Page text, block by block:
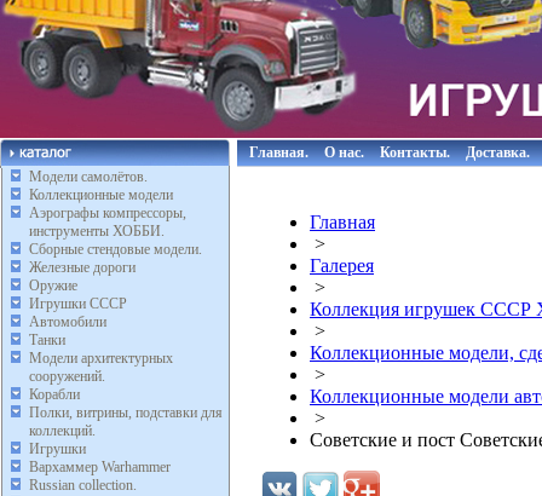
Модели самолётов.
Коллекционные модели
Аэрографы компрессоры,
инструменты ХОББИ.
Сборные стендовые модели.
Железные дороги
Оружие
Игрушки СССР
Автомобили
Танки
Модели архитектурных
сооружений.
Корабли
Полки, витрины, подставки для
коллекций.
Игрушки
Вархаммер Warhammer
Russian collection.
Главная. О нас. Контакты. Доставка.
Главная
>
Галерея
>
Коллекция игрушек
>
Коллекционные модели,
>
Коллекционные модели
>
Советские и пост